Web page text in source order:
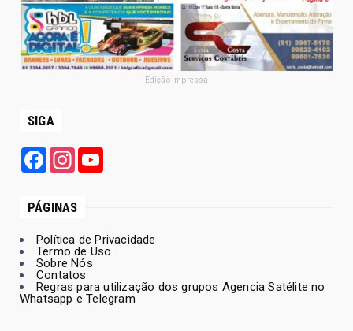
Edição Impressa
SIGA
FacebookInstagram
PÁGINAS
Política de Privacidade
Termo de Uso
Sobre Nós
Contatos
Regras para utilização dos grupos Agencia Satélite no
Whatsapp e Telegram